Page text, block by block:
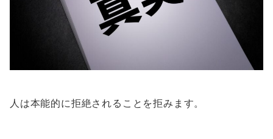
人は本能的に拒絶されることを拒みます。